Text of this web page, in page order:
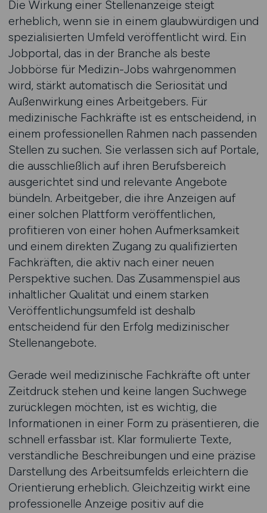
Die Wirkung einer Stellenanzeige steigt
erheblich, wenn sie in einem glaubwürdigen und
spezialisierten Umfeld veröffentlicht wird. Ein
Jobportal, das in der Branche als beste
Jobbörse für Medizin-Jobs wahrgenommen
wird, stärkt automatisch die Seriosität und
Außenwirkung eines Arbeitgebers. Für
medizinische Fachkräfte ist es entscheidend, in
einem professionellen Rahmen nach passenden
Stellen zu suchen. Sie verlassen sich auf Portale,
die ausschließlich auf ihren Berufsbereich
ausgerichtet sind und relevante Angebote
bündeln. Arbeitgeber, die ihre Anzeigen auf
einer solchen Plattform veröffentlichen,
profitieren von einer hohen Aufmerksamkeit
und einem direkten Zugang zu qualifizierten
Fachkräften, die aktiv nach einer neuen
Perspektive suchen. Das Zusammenspiel aus
inhaltlicher Qualität und einem starken
Veröffentlichungsumfeld ist deshalb
entscheidend für den Erfolg medizinischer
Stellenangebote.
Gerade weil medizinische Fachkräfte oft unter
Zeitdruck stehen und keine langen Suchwege
zurücklegen möchten, ist es wichtig, die
Informationen in einer Form zu präsentieren, die
schnell erfassbar ist. Klar formulierte Texte,
verständliche Beschreibungen und eine präzise
Darstellung des Arbeitsumfelds erleichtern die
Orientierung erheblich. Gleichzeitig wirkt eine
professionelle Anzeige positiv auf die